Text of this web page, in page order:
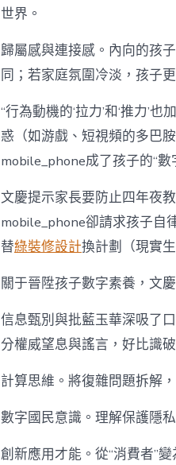
世界。
歸屬感與連接感。內向的孩
同；若家庭氛圍冷淡，孩子
“行為動機的‘拉力’和‘推力’
惑（如游戲、短視頻的多巴
mobile_phone成了孩子的“數
文慶提示家長要防止四年夜
mobile_phone卻請求孩子自
替綠裝修設計換計劃（現實
關于晉陞孩子數字素養，文
信息甄別與批藍玉華深吸了
分權威望息與謠言，好比識
計算思維。將復雜問題拆解
數字國民意識。理解保護隱
創新應用才能。從“消費者”